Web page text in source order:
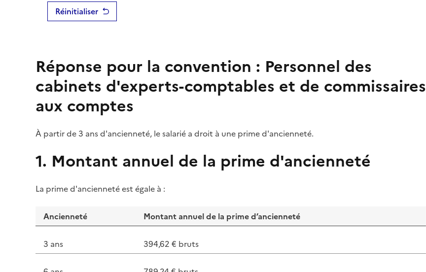
Réinitialiser
Réponse pour la convention : Personnel des
cabinets d'experts-comptables et de commissaires
aux comptes
À partir de 3 ans d'ancienneté, le salarié a droit à une primed'ancienneté.
1. Montant annuel de la prime d'ancienneté
La primed'ancienneté est égale à :
Ancienneté Montant annuel de la primed’ancienneté
3 ans 394,62 € bruts